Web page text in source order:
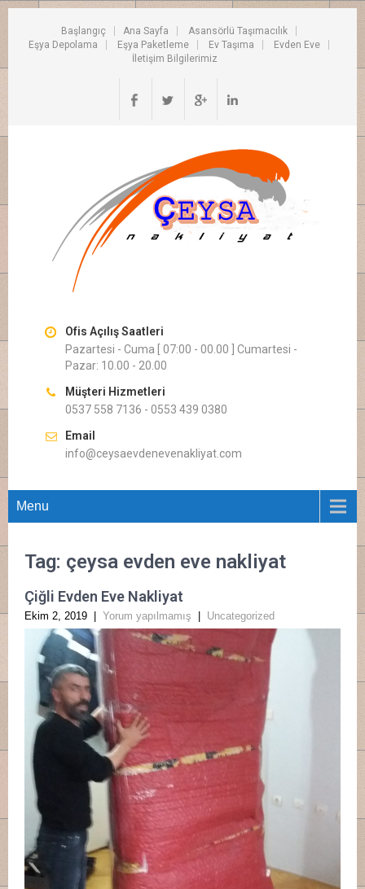
Başlangıç Ana Sayfa
Asansörlü Taşımacılık
Eşya Depolama
Eşya Paketleme Ev Taşıma
Evden Eve
İletişim Bilgilerimiz
Ofis Açılış Saatleri
Pazartesi - Cuma [ 07:00 - 00.00 ] Cumartesi -
Pazar: 10.00 - 20.00
Müşteri Hizmetleri
0537 558 7136 - 0553 439 0380
Email
info@ceysaevdenevenakliyat.com
Menu
Tag: çeysa evden eve nakliyat
Çiğli Evden Eve Nakliyat
Ekim 2, 2019 Yorum yapılmamış Uncategorized